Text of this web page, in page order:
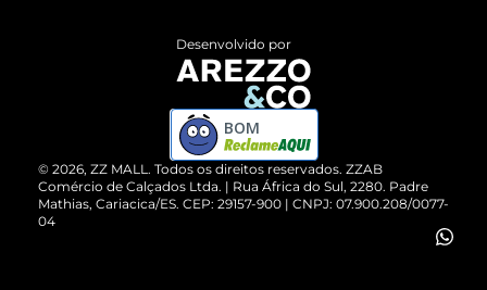
ZZ MALL é confiável
Cartão Presente
Vendas Corporativas
Devolução do Produto
Compre pelo WhatsApp
© 2026, ZZ MALL. Todos os direitos reservados. ZZAB
Comércio de Calçados Ltda. | Rua África do Sul, 2280. Padre
Mathias, Cariacica/ES. CEP: 29157-900 | CNPJ: 07.900.208/0077-
04
Desenvolvido por
BOM